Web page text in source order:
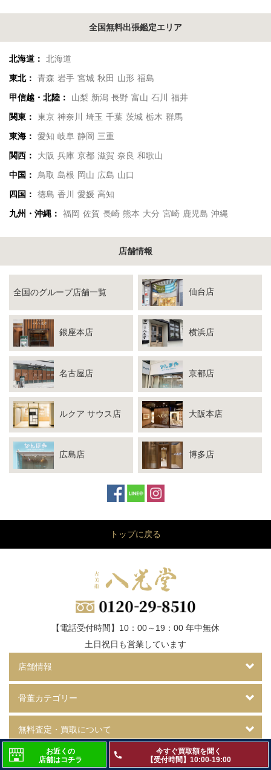
全国無料出張鑑定エリア
北海道：
北海道
東北：
青森 岩手 宮城 秋田 山形 福島
甲信越・北陸：
山梨 新潟 長野 富山 石川
福井
関東：
東京 神奈川 埼玉 千葉 茨城 栃木 群馬
東海：
愛知 岐阜 静岡 三重
関西：
大阪 兵庫 京都 滋賀 奈良 和歌山
中国：
鳥取 島根 岡山 広島 山口
四国：
徳島 香川 愛媛 高知
九州・沖縄：
福岡 佐賀 長崎 熊本 大分 宮崎 鹿児島 沖縄
店舗情報
全国のグループ店舗一覧 仙台店
銀座本店 横浜店
名古屋店 京都店
ルクア サウス店 大阪本店
広島店 博多店
トップに戻る
【電話受付時間】10：00～19：00 年中無休
土日祝日も営業しています
店舗情報
骨董カテゴリー
無料査定・買取について
八光堂について
お近くの
店舗はコチラ
今すぐ買取額を聞く
【受付時間】10:00-19:00